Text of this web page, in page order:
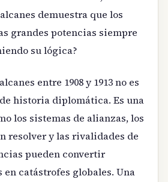
demuestra que los
grandes potencias siempre
su lógica?
entre 1908 y 1913 no es
historia diplomática. Es una
los sistemas de alianzas, los
resolver y las rivalidades de
pueden convertir
catástrofes globales. Una